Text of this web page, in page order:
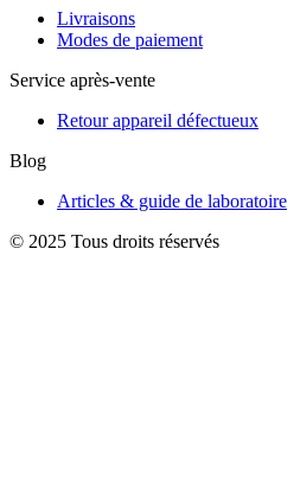
Livraisons
Modes de paiement
Service après-vente
Retour appareil défectueux
Blog
Articles & guide de laboratoire
© 2025 Tous droits réservés